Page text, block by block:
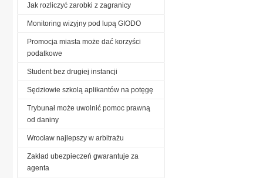
Jak rozliczyć zarobki z zagranicy
Monitoring wizyjny pod lupą GIODO
Promocja miasta może dać korzyści
podatkowe
Student bez drugiej instancji
Sędziowie szkolą aplikantów na potęgę
Trybunał może uwolnić pomoc prawną
od daniny
Wrocław najlepszy w arbitrażu
Zakład ubezpieczeń gwarantuje za
agenta